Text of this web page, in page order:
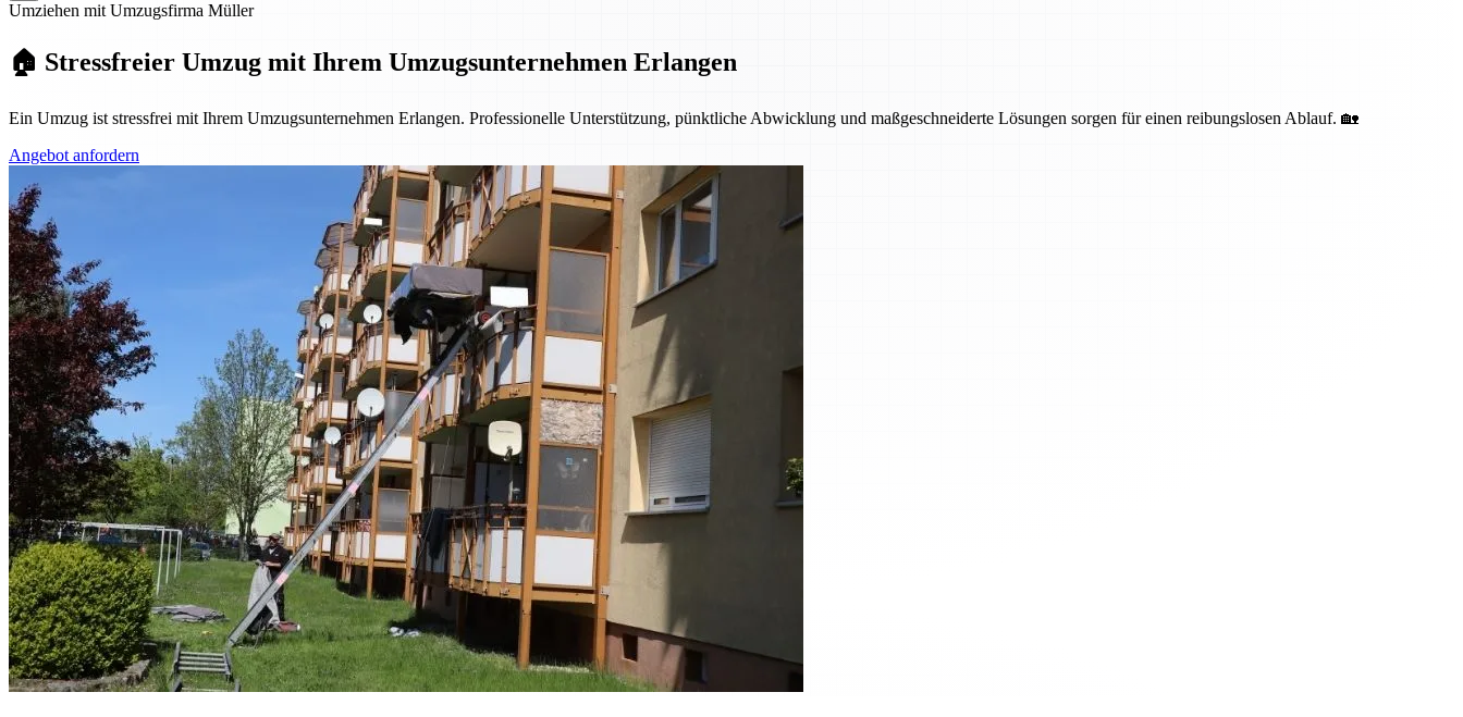
Umziehen mit Umzugsfirma Müller
🏠 Stressfreier Umzug mit Ihrem Umzugsunternehmen Erlangen
Ein Umzug ist stressfrei mit Ihrem Umzugsunternehmen Erlangen. Professionelle Unterstützung, pünktliche Abwicklung und maßgeschneiderte Lösungen sorgen für einen reibungslosen Ablauf. 🏡
Angebot anfordern